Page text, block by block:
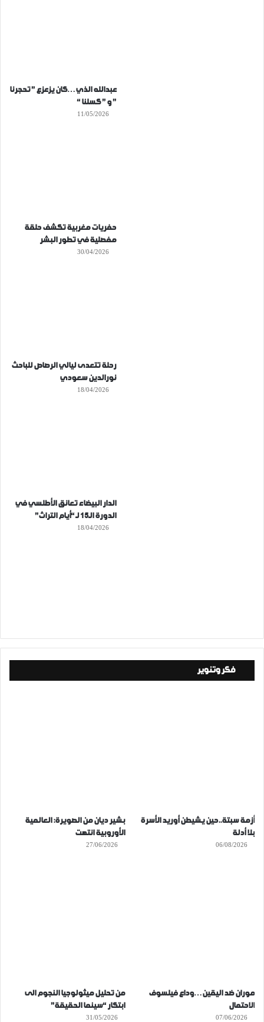
عبدالله الذي…كان يزعزع ” تحجرنا
” و ” كسلنا “
11/05/2026
حفريات مغربية تكشف حلقة
مفصلية في تطور البشر
30/04/2026
رحلة تتعدى ليالي الرصاص للباحث
نورالدين سعودي
18/04/2026
الدار البيضاء تعانق الأطلسي في
الدورة الـ15 لـ “أيام التراث”
18/04/2026
فكر وتنوير
أزمة سبتة..حين يشيطن أوريد الأسرة
بلا أدلة
06/08/2026
بشير ديان من الصويرة: العالمية
الأوروبية انتهت
27/06/2026
موران ضد اليقين…وداع فيلسوف
الاحتمال
07/06/2026
من تحليل ميثولوجيا النجوم الى
ابتكار “سينما الحقيقة”
31/05/2026